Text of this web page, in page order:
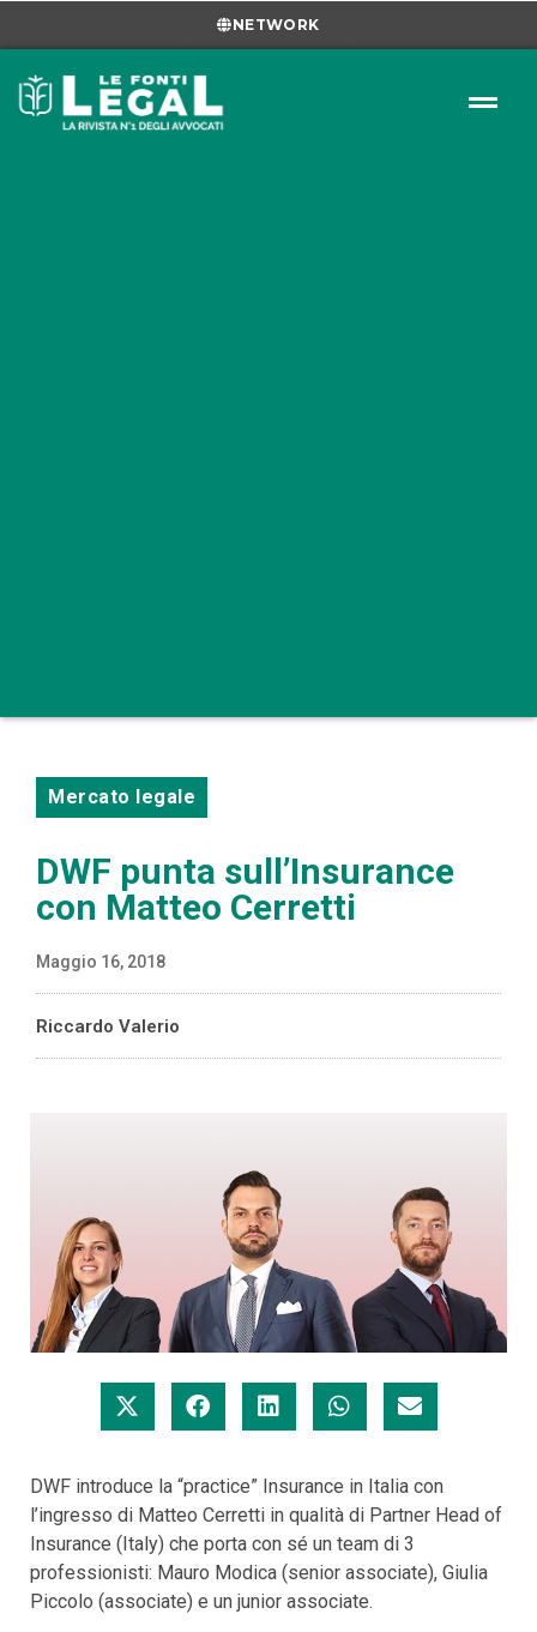
NETWORK
Mercato legale
DWF punta sull’Insurance
con Matteo Cerretti
Maggio 16, 2018
Riccardo Valerio
DWF introduce la “practice” Insurance in Italia con
l’ingresso di Matteo Cerretti in qualità di Partner Head of
Insurance (Italy) che porta con sé un team di 3
professionisti: Mauro Modica (senior associate), Giulia
Piccolo (associate) e un junior associate.